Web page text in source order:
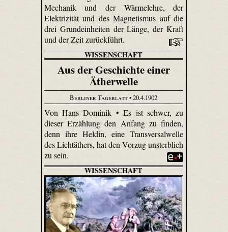
Mechanik und der Wärmelehre, der
Elektrizität und des Magnetismus auf die
drei Grundeinheiten der Länge, der Kraft
und der Zeit zurückführt.
WISSENSCHAFT
Aus der Geschichte einer
Ätherwelle
Berliner Tageblatt• 20.4.1902
Von Hans Dominik • Es ist schwer, zu
dieser Erzählung den Anfang zu finden,
denn ihre Heldin, eine Transversalwelle
des Lichtäthers, hat den Vorzug unsterblich
zu sein.
WISSENSCHAFT